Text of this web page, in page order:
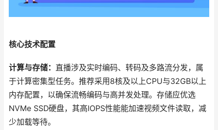
核心技术配置
计算与存储： 直播涉及实时编码、转码及多路流分发，属
于计算密集型任务。推荐采用8核及以上CPU与32GB以上
内存配置，以确保流畅编码与高并发处理。存储应优选
NVMe SSD硬盘，其高IOPS性能能加速视频文件读取，减
少加载等待。